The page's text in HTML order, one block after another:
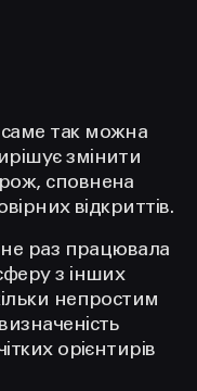
так можна
змінити
сповнена
відкриттів.
не раз працювала
з інших
непростим
орієнтирів